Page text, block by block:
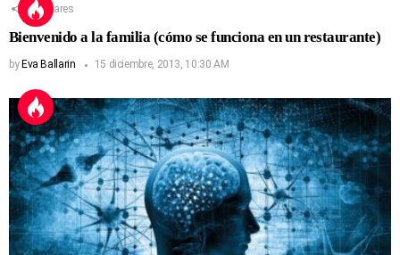
13 Shares
Bienvenido a la familia (cómo se funciona en un restaurante)
by Eva Ballarin 15 diciembre, 2013, 10:30 AM